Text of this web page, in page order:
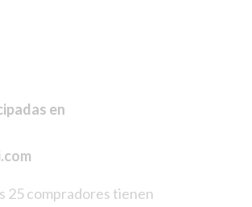
en
25 compradores tienen